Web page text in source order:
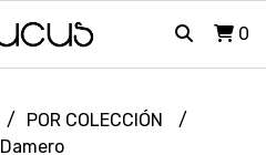
0
POR COLECCIÓN
Damero